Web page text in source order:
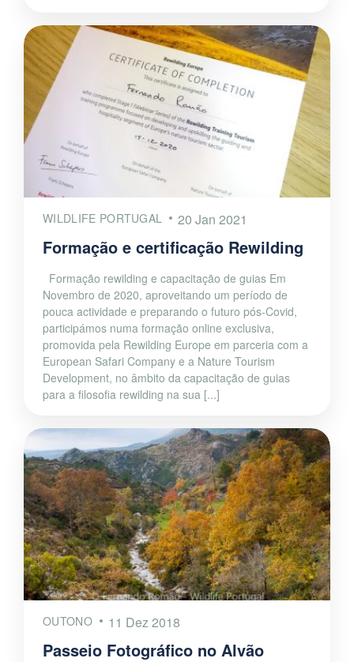
WILDLIFE PORTUGAL 20 Jan 2021
Formação e certificação Rewilding
Formação rewilding e capacitação de guias Em
Novembro de 2020, aproveitando um período de
pouca actividade e preparando o futuro pós-Covid,
participámos numa formação online exclusiva,
promovida pela Rewilding Europe em parceria com a
European Safari Company e a Nature Tourism
Development, no âmbito da capacitação de guias
para a filosofia rewilding na sua [...]
OUTONO 11 Dez 2018
Passeio Fotográfico no Alvão